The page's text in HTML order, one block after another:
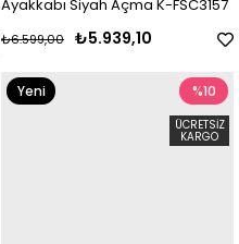
Ayakkabı Siyah Açma K-FSC3157
₺5.939,10
₺6.599,00
%10
ÜCRETSIZ
KARGO
Yeni